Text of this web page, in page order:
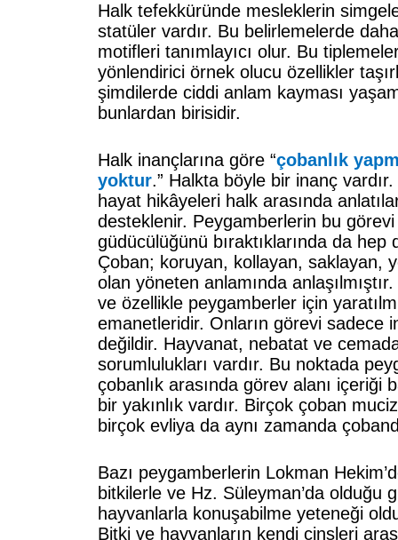
Halk tefekküründe mesleklerin
statüler vardır. Bu belirlemelerde
motifleri tanımlayıcı olur. Bu
yönlendirici örnek olucu özellikler
şimdilerde ciddi anlam kayması
bunlardan birisidir.
Halk inançlarına göre “çobanlık
yoktur.” Halkta böyle bir inanç
hayat hikâyeleri halk arasında
desteklenir. Peygamberlerin bu
güdücülüğünü bıraktıklarında da hep
Çoban; koruyan, kollayan, saklayan,
olan yöneten anlamında
ve özellikle peygamberler için
emanetleridir. Onların görevi sadece
değildir. Hayvanat, nebatat ve
sorumlulukları vardır. Bu noktada
çobanlık arasında görev alanı içeriği
bir yakınlık vardır. Birçok çoban
birçok evliya da aynı zamanda
Bazı peygamberlerin Lokman
bitkilerle ve Hz. Süleyman’da olduğu
hayvanlarla konuşabilme yeteneği
Bitki ve hayvanların kendi cinsleri